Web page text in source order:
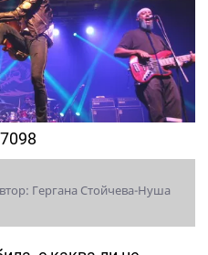
7098
Гергана Стойчева-Нуша